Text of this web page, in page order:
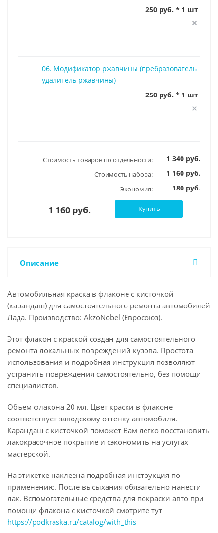
250 руб. * 1 шт
06. Модификатор ржавчины (пребразователь
удалитель ржавчины)
250 руб. * 1 шт
Стоимость товаров по отдельности: 1 340 руб.
Стоимость набора: 1 160 руб.
Экономия: 180 руб.
1 160 руб. Купить
Описание
Автомобильная краска в флаконе с кисточкой
(карандаш) для самостоятельного ремонта автомобилей
Лада. Производство: AkzoNobel (Евросоюз).
Этот флакон с краской создан для самостоятельного
ремонта локальных повреждений кузова. Простота
использования и подробная инструкция позволяют
устранить повреждения самостоятельно, без помощи
специалистов.
Объем флакона 20 мл. Цвет краски в флаконе
соответствует заводскому оттенку автомобиля.
Карандаш с кисточкой поможет Вам легко восстановить
лакокрасочное покрытие и сэкономить на услугах
мастерской.
На этикетке наклеена подробная инструкция по
применению. После высыхания обязательно нанести
лак. Вспомогательные средства для покраски авто при
помощи флакона с кисточкой смотрите тут
https://podkraska.ru/catalog/with_this